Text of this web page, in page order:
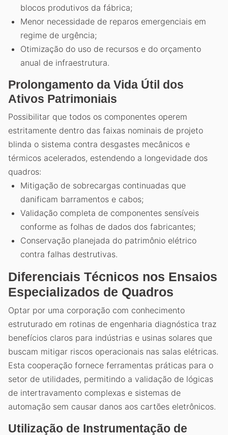
blocos produtivos da fábrica;
Menor necessidade de reparos emergenciais em
regime de urgência;
Otimização do uso de recursos e do orçamento
anual de infraestrutura.
Prolongamento da Vida Útil dos
Ativos Patrimoniais
Possibilitar que todos os componentes operem
estritamente dentro das faixas nominais de projeto
blinda o sistema contra desgastes mecânicos e
térmicos acelerados, estendendo a longevidade dos
quadros:
Mitigação de sobrecargas continuadas que
danificam barramentos e cabos;
Validação completa de componentes sensíveis
conforme as folhas de dados dos fabricantes;
Conservação planejada do patrimônio elétrico
contra falhas destrutivas.
Diferenciais Técnicos nos Ensaios
Especializados de Quadros
Optar por uma corporação com conhecimento
estruturado em rotinas de engenharia diagnóstica traz
benefícios claros para indústrias e usinas solares que
buscam mitigar riscos operacionais nas salas elétricas.
Esta cooperação fornece ferramentas práticas para o
setor de utilidades, permitindo a validação de lógicas
de intertravamento complexas e sistemas de
automação sem causar danos aos cartões eletrônicos.
Utilização de Instrumentação de